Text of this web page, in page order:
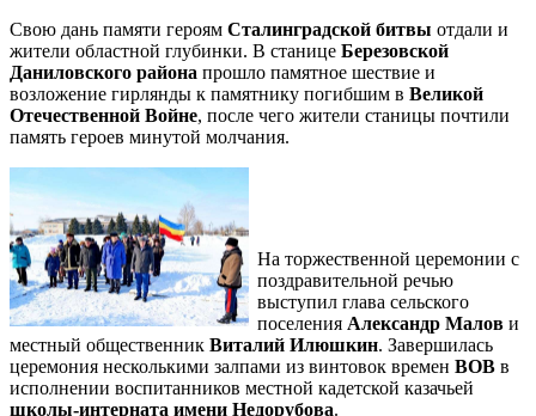
Свою дань памяти героям Сталинградской битвы отдали и
жители областной глубинки. В станице Березовской
Даниловского района прошло памятное шествие и
возложение гирлянды к памятнику погибшим в Великой
Отечественной Войне, после чего жители станицы почтили
память героев минутой молчания.
На торжественной церемонии с
поздравительной речью
выступил глава сельского
поселения Александр Малов и
местный общественник Виталий Илюшкин. Завершилась
церемония несколькими залпами из винтовок времен ВОВ в
исполнении воспитанников местной кадетской казачьей
школы-интерната имени Недорубова.